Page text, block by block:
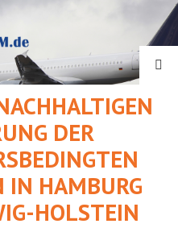
DER
IN HAMBURG
HOLSTEIN